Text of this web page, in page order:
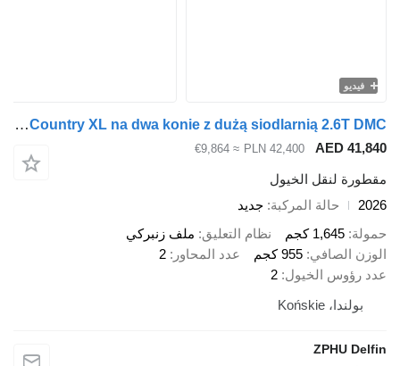
Cheval Liberté Touring Country XL na dwa konie z dużą siodlarnią 2.6T DMC
AED
PLN 42,400
≈ €9,864
لنقل الخيول
حالة المركبة جديد
1,645 كجم نظام التعليق ملف زنبركي
الصافي 955 كجم عدد المحاور 2
الخيول
2
ZPHU